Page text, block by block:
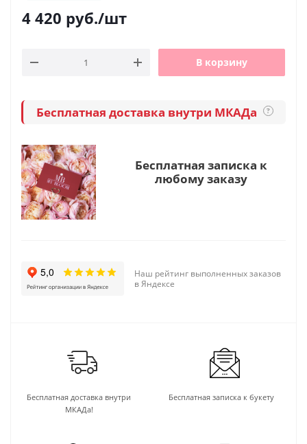
4 420 руб./шт
В корзину
Бесплатная доставка внутри МКАДа ?
Бесплатная записка к
любому заказу
Наш рейтинг выполненных заказов
в Яндексе
Бесплатная доставка внутри
МКАДа!
Бесплатная записка к букету